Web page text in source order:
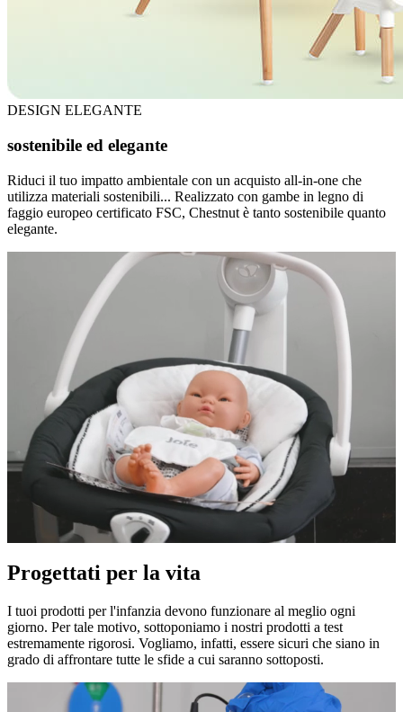
DESIGN ELEGANTE
sostenibile ed elegante
Riduci il tuo impatto ambientale con un acquisto all-in-one che
utilizza materiali sostenibili... Realizzato con gambe in legno di
faggio europeo certificato FSC, Chestnut è tanto sostenibile quanto
elegante.
Progettati per la vita
I tuoi prodotti per l'infanzia devono funzionare al meglio ogni
giorno. Per tale motivo, sottoponiamo i nostri prodotti a test
estremamente rigorosi. Vogliamo, infatti, essere sicuri che siano in
grado di affrontare tutte le sfide a cui saranno sottoposti.